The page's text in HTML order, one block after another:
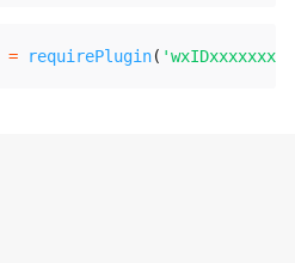
= requirePlugin(